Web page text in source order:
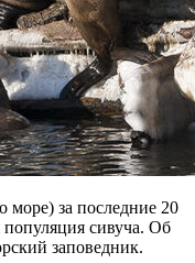
море) за последние 20
популяция сивуча. Об
заповедник.